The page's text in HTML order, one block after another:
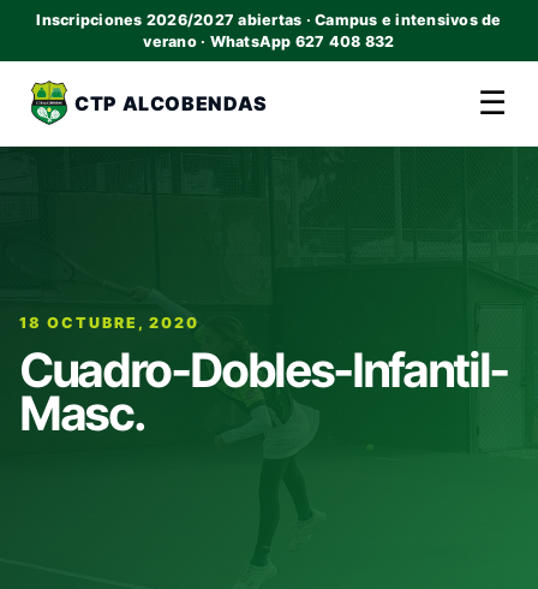
Inscripciones 2026/2027 abiertas · Campus e intensivos de
verano · WhatsApp 627 408 832
CTP ALCOBENDAS ☰
18 OCTUBRE, 2020
Cuadro-Dobles-Infantil-
Masc.